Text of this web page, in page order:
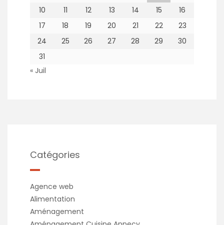
10
11 12 13 14 15
16
17
18 19 20 21 22
23
24
25 26 27 28 29
30
31
« Juil
Catégories
Agence web
Alimentation
Aménagement